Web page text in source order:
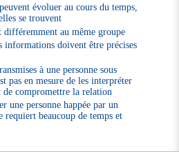
évoluer au cours du temps,
se trouvent
différemment au même groupe
informations doivent être précises
à une personne sous
pas en mesure de les interpréter
compromettre la relation
une personne happée par un
requiert beaucoup de temps et